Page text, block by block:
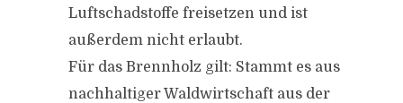
Luftschadstoffe freisetzen und ist
außerdem nicht erlaubt.
Für das Brennholz gilt: Stammt es aus
nachhaltiger Waldwirtschaft aus der